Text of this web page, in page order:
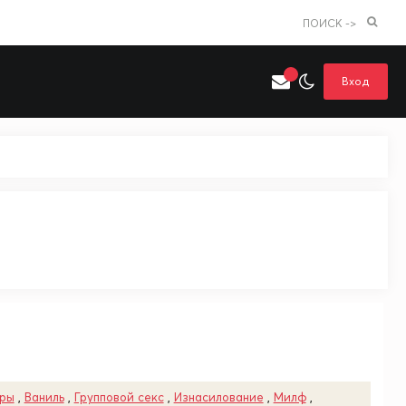
ПОИСК ->
Вход
Ваниль, Групповой секс, Изнасилование Милф,